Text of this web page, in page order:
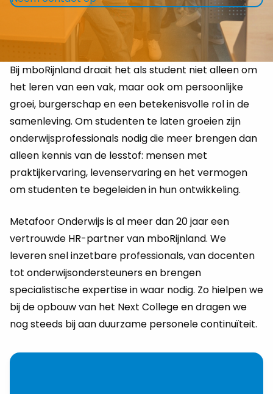
Bij mboRijnland draait het als student niet alleen om
het leren van een vak, maar ook om persoonlijke
groei, burgerschap en een betekenisvolle rol in de
samenleving. Om studenten te laten groeien zijn
onderwijsprofessionals nodig die meer brengen dan
alleen kennis van de lesstof: mensen met
praktijkervaring, levenservaring en het vermogen
om studenten te begeleiden in hun ontwikkeling.
Metafoor Onderwijs is al meer dan 20 jaar een
vertrouwde HR-partner van mboRijnland. We
leveren snel inzetbare professionals, van docenten
tot onderwijsondersteuners en brengen
specialistische expertise in waar nodig. Zo hielpen we
bij de opbouw van het Next College en dragen we
nog steeds bij aan duurzame personele continuïteit.